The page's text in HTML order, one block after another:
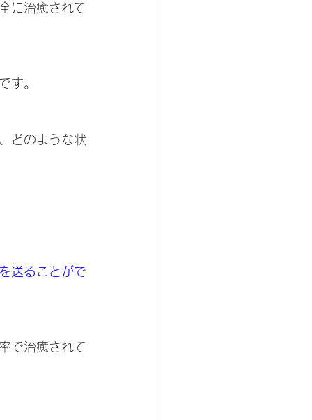
に治癒されて
す。
どのような状
送ることがで
で治癒されて